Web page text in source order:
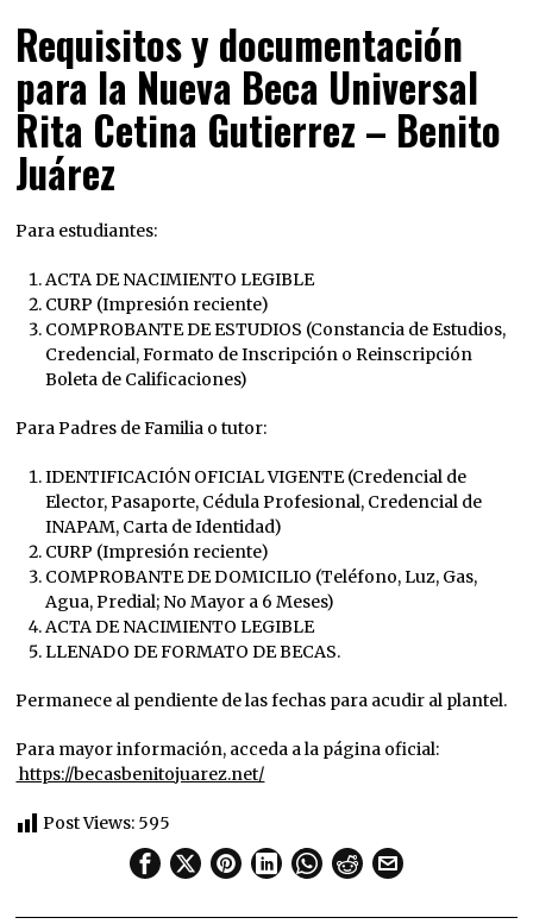
Requisitos y documentación
para la Nueva Beca Universal
Rita Cetina Gutierrez – Benito
Juárez
Para estudiantes:
ACTA DE NACIMIENTO LEGIBLE
CURP (Impresión reciente)
COMPROBANTE DE ESTUDIOS (Constancia de Estudios,
Credencial, Formato de Inscripción o Reinscripción
Boleta de Calificaciones)
Para Padres de Familia o tutor:
IDENTIFICACIÓN OFICIAL VIGENTE (Credencial de
Elector, Pasaporte, Cédula Profesional, Credencial de
INAPAM, Carta de Identidad)
CURP (Impresión reciente)
COMPROBANTE DE DOMICILIO (Teléfono, Luz, Gas,
Agua, Predial; No Mayor a 6 Meses)
ACTA DE NACIMIENTO LEGIBLE
LLENADO DE FORMATO DE BECAS.
Permanece al pendiente de las fechas para acudir al plantel.
Para mayor información, acceda a la página oficial:
https://becasbenitojuarez.net/
Post Views: 595